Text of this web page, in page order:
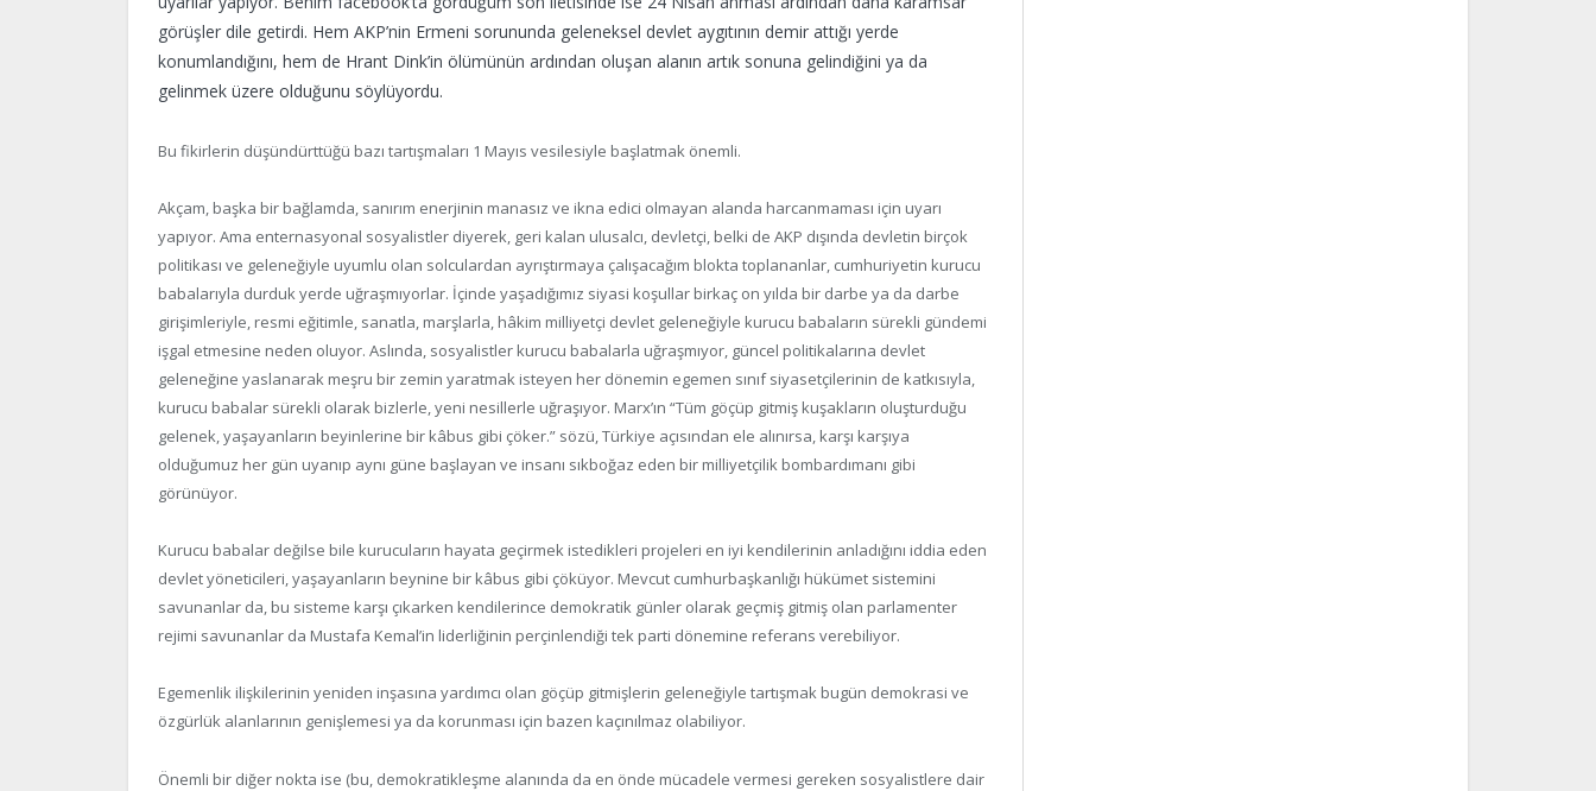
görüşler dile getirdi. Hem AKP’nin Ermeni sorununda geleneksel devlet aygıtının demir attığı yerde
konumlandığını, hem de Hrant Dink’in ölümünün ardından oluşan alanın artık sonuna gelindiğini ya da
gelinmek üzere olduğunu söylüyordu.
Bu fikirlerin düşündürttüğü bazı tartışmaları 1 Mayıs vesilesiyle başlatmak önemli.
Akçam, başka bir bağlamda, sanırım enerjinin manasız ve ikna edici olmayan alanda harcanmaması için uyarı
yapıyor. Ama enternasyonal sosyalistler diyerek, geri kalan ulusalcı, devletçi, belki de AKP dışında devletin birçok
politikası ve geleneğiyle uyumlu olan solculardan ayrıştırmaya çalışacağım blokta toplananlar, cumhuriyetin kurucu
babalarıyla durduk yerde uğraşmıyorlar. İçinde yaşadığımız siyasi koşullar birkaç on yılda bir darbe ya da darbe
girişimleriyle, resmi eğitimle, sanatla, marşlarla, hâkim milliyetçi devlet geleneğiyle kurucu babaların sürekli gündemi
işgal etmesine neden oluyor. Aslında, sosyalistler kurucu babalarla uğraşmıyor, güncel politikalarına devlet
geleneğine yaslanarak meşru bir zemin yaratmak isteyen her dönemin egemen sınıf siyasetçilerinin de katkısıyla,
kurucu babalar sürekli olarak bizlerle, yeni nesillerle uğraşıyor. Marx’ın “Tüm göçüp gitmiş kuşakların oluşturduğu
gelenek, yaşayanların beyinlerine bir kâbus gibi çöker.” sözü, Türkiye açısından ele alınırsa, karşı karşıya
olduğumuz her gün uyanıp aynı güne başlayan ve insanı sıkboğaz eden bir milliyetçilik bombardımanı gibi
görünüyor.
Kurucu babalar değilse bile kurucuların hayata geçirmek istedikleri projeleri en iyi kendilerinin anladığını iddia eden
devlet yöneticileri, yaşayanların beynine bir kâbus gibi çöküyor. Mevcut cumhurbaşkanlığı hükümet sistemini
savunanlar da, bu sisteme karşı çıkarken kendilerince demokratik günler olarak geçmiş gitmiş olan parlamenter
rejimi savunanlar da Mustafa Kemal’in liderliğinin perçinlendiği tek parti dönemine referans verebiliyor.
Egemenlik ilişkilerinin yeniden inşasına yardımcı olan göçüp gitmişlerin geleneğiyle tartışmak bugün demokrasi ve
özgürlük alanlarının genişlemesi ya da korunması için bazen kaçınılmaz olabiliyor.
Önemli bir diğer nokta ise (bu, demokratikleşme alanında da en önde mücadele vermesi gereken sosyalistlere dair